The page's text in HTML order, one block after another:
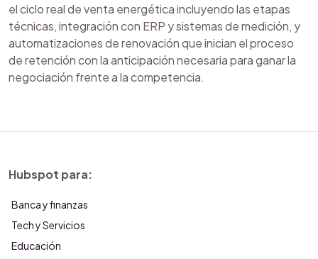
el ciclo real de venta energética incluyendo las etapas
técnicas, integración con ERP y sistemas de medición, y
automatizaciones de renovación que inician el proceso
de retención con la anticipación necesaria para ganar la
negociación frente a la competencia.
Hubspot para:
Banca y finanzas
Tech y Servicios
Educación